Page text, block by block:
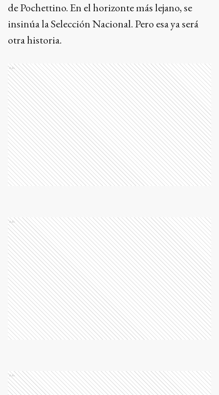
de Pochettino. En el horizonte más lejano, se
insinúa la Selección Nacional. Pero esa ya será
otra historia.
Ads
Ads
Ads